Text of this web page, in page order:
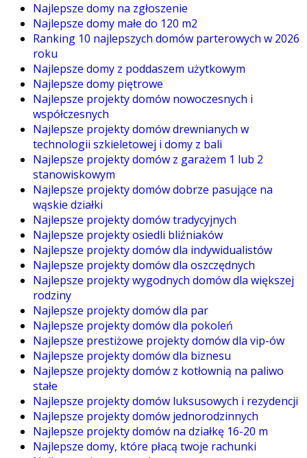
Najlepsze domy na zgłoszenie
Najlepsze domy małe do 120 m2
Ranking 10 najlepszych domów parterowych w 2026
roku
Najlepsze domy z poddaszem użytkowym
Najlepsze domy piętrowe
Najlepsze projekty domów nowoczesnych i
współczesnych
Najlepsze projekty domów drewnianych w
technologii szkieletowej i domy z bali
Najlepsze projekty domów z garażem 1 lub 2
stanowiskowym
Najlepsze projekty domów dobrze pasujące na
wąskie działki
Najlepsze projekty domów tradycyjnych
Najlepsze projekty osiedli bliźniaków
Najlepsze projekty domów dla indywidualistów
Najlepsze projekty domów dla oszczędnych
Najlepsze projekty wygodnych domów dla większej
rodziny
Najlepsze projekty domów dla par
Najlepsze projekty domów dla pokoleń
Najlepsze prestiżowe projekty domów dla vip-ów
Najlepsze projekty domów dla biznesu
Najlepsze projekty domów z kotłownią na paliwo
stałe
Najlepsze projekty domów luksusowych i rezydencji
Najlepsze projekty domów jednorodzinnych
Najlepsze projekty domów na działkę 16-20 m
Najlepsze domy, które płacą twoje rachunki